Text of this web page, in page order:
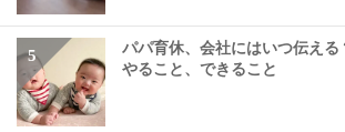
パパ育休、会社にはいつ伝え
やること、できること